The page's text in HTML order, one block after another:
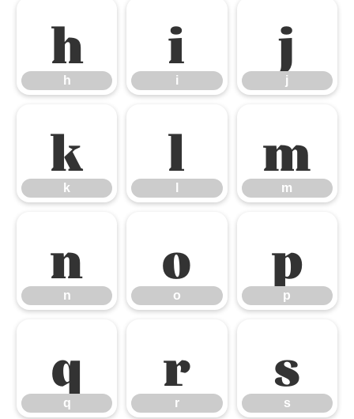
h
h
i
i
j
j
k
k
l m
m
n
n
o
o
p
p
q
q
r
r
s
s